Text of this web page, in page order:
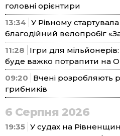
головні орієнтири
13:34 У Рівному
благодійний велопробіг
11:28
Ігри для
буде важко потрапити на
09:20
Вчені розробляють
грибників
6 Серпня 2026
19:35 У судах на